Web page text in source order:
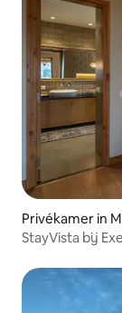
Privékamer in
StayVista bij